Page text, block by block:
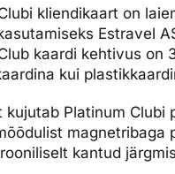
kliendikaart on
Estravel
kaardi kehtivus on
kui
kujutab Platinum
magnetribaga
kantud